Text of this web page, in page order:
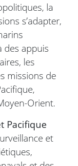
la
s’adapter,
des appuis
les
missions de
Orient.
Pacifique
et